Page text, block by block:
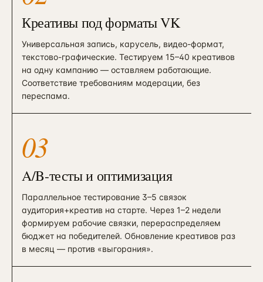
Креативы под форматы VK
Универсальная запись, карусель, видео-формат,
текстово-графические. Тестируем 15–40 креативов
на одну кампанию — оставляем работающие.
Соответствие требованиям модерации, без
переспама.
03
A/B-тесты и оптимизация
Параллельное тестирование 3–5 связок
аудитория+креатив на старте. Через 1–2 недели
формируем рабочие связки, перераспределяем
бюджет на победителей. Обновление креативов раз
в месяц — против «выгорания».